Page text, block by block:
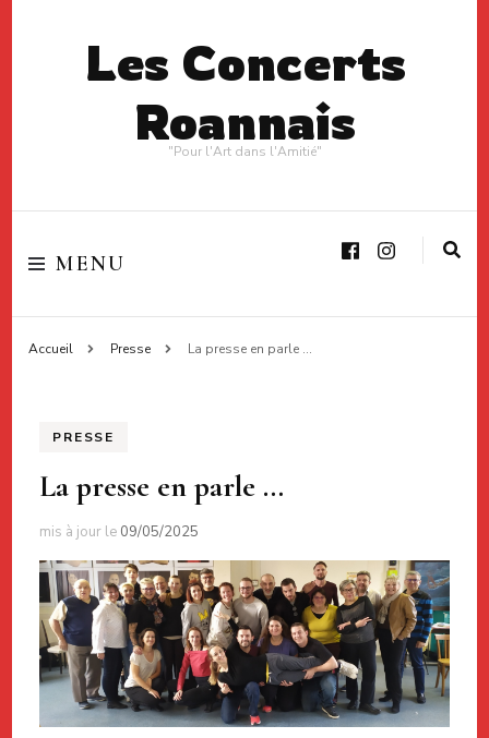
Les Concerts
Roannais
"Pour l'Art dans l'Amitié"
MENU
Accueil Presse La presse en parle …
PRESSE
La presse en parle …
mis à jour le 09/05/2025